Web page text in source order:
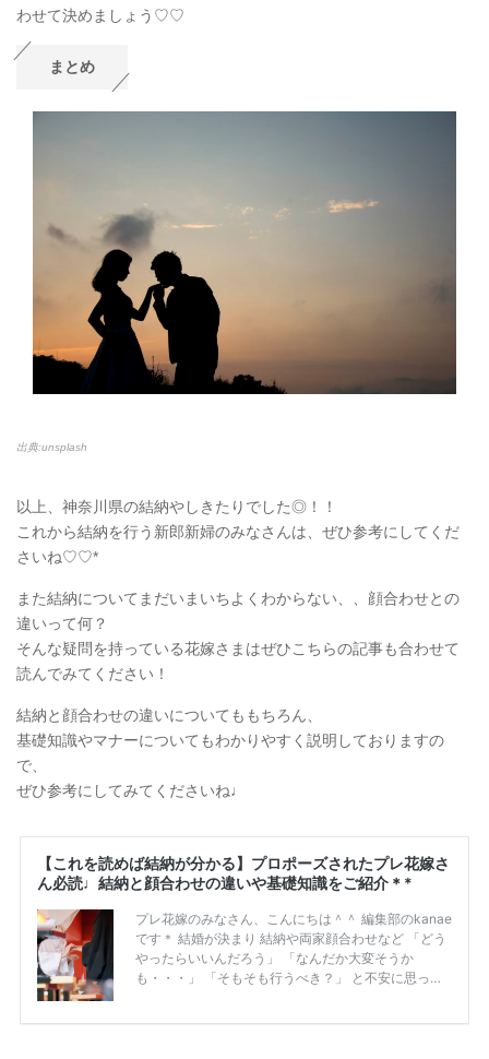
わせて決めましょう♡♡
まとめ
出典:unsplash
以上、神奈川県の結納やしきたりでした◎！！
これから結納を行う新郎新婦のみなさんは、ぜひ参考にしてくだ
さいね♡♡*
また結納についてまだいまいちよくわからない、、顔合わせとの
違いって何？
そんな疑問を持っている花嫁さまはぜひこちらの記事も合わせて
読んでみてください！
結納と顔合わせの違いについてももちろん、
基礎知識やマナーについてもわかりやすく説明しておりますの
で、
ぜひ参考にしてみてくださいね♩